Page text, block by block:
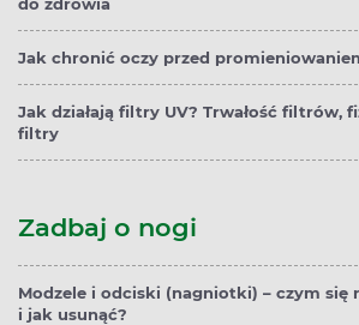
Jak chronić oczy przed
Jak działają filtry UV? Trwałość filtrów,
filtry
Zadbaj o nogi
Modzele i odciski (nagniotki) – czym się
i jak usunąć?